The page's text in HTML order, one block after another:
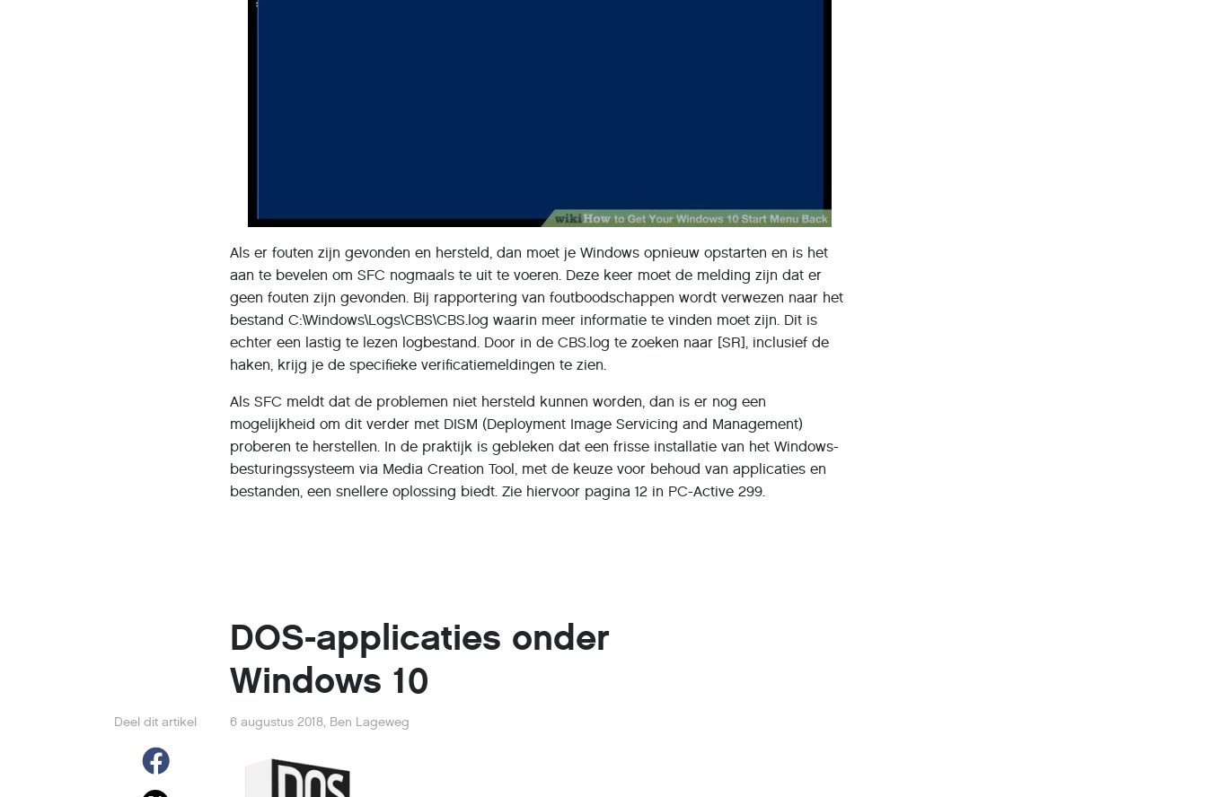
Als er fouten zijn gevonden en hersteld, dan moet je Windows opnieuw opstarten en is het
aan te bevelen om SFC nogmaals te uit te voeren. Deze keer moet de melding zijn dat er
geen fouten zijn gevonden. Bij rapportering van foutboodschappen wordt verwezen naar het
bestand C:\Windows\Logs\CBS\CBS.log waarin meer informatie te vinden moet zijn. Dit is
echter een lastig te lezen logbestand. Door in de CBS.log te zoeken naar [SR], inclusief de
haken, krijg je de specifieke verificatiemeldingen te zien.
Als SFC meldt dat de problemen niet hersteld kunnen worden, dan is er nog een
mogelijkheid om dit verder met DISM (Deployment Image Servicing and Management)
proberen te herstellen. In de praktijk is gebleken dat een frisse installatie van het Windows-
besturingssysteem via Media Creation Tool, met de keuze voor behoud van applicaties en
bestanden, een snellere oplossing biedt. Zie hiervoor pagina 12 in PC-Active 299.
DOS-applicaties onder
Windows 10
Deel dit artikel 6 augustus 2018, Ben Lageweg